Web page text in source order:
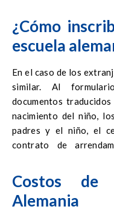
niño.
¿Cómo
escuela
En el caso de los
similar. Al
documentos
nacimiento del niño,
padres y el niño, el
contrato de
clases de idioma
Costos de
Alemania